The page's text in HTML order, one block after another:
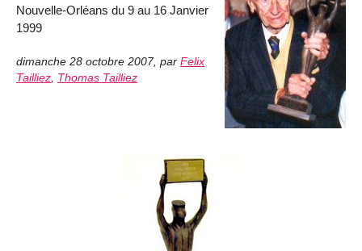
Nouvelle-Orléans du 9 au 16 Janvier
1999
dimanche 28 octobre 2007, par Felix
Tailliez Thomas Tailliez